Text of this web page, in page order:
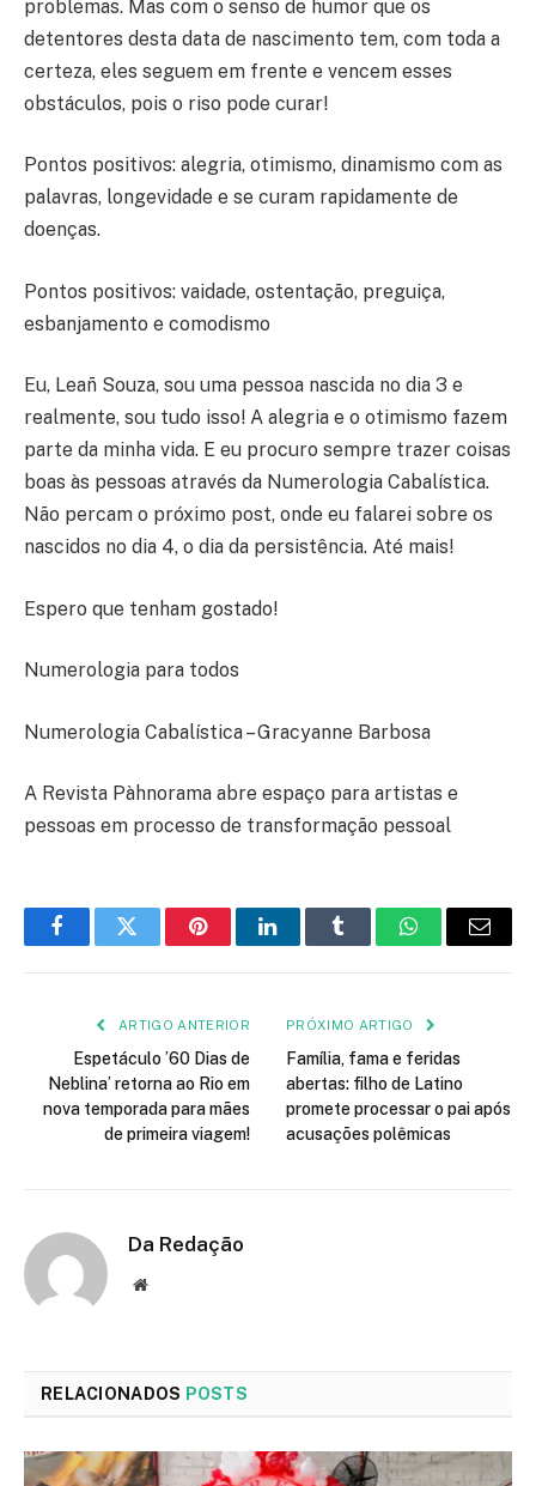
problemas. Mas com o senso de humor que os
detentores desta data de nascimento tem, com toda a
certeza, eles seguem em frente e vencem esses
obstáculos, pois o riso pode curar!
Pontos positivos: alegria, otimismo, dinamismo com as
palavras, longevidade e se curam rapidamente de
doenças.
Pontos positivos: vaidade, ostentação, preguiça,
esbanjamento e comodismo
Eu, Leañ Souza, sou uma pessoa nascida no dia 3 e
realmente, sou tudo isso! A alegria e o otimismo fazem
parte da minha vida. E eu procuro sempre trazer coisas
boas às pessoas através da Numerologia Cabalística.
Não percam o próximo post, onde eu falarei sobre os
nascidos no dia 4, o dia da persistência. Até mais!
Espero que tenham gostado!
Numerologia para todos
Numerologia Cabalística – Gracyanne Barbosa
A Revista Pàhnorama abre espaço para artistas e
pessoas em processo de transformação pessoal
FacebookTwitter PinterestLinkedInTumblr WhatsApp
E-
ARTIGO ANTERIOR
Espetáculo ’60 Dias de
Neblina’ retorna ao Rio em
nova temporada para mães
de primeira viagem!
PRÓXIMO ARTIGO
Família, fama e feridas
abertas: filho de Latino
promete processar o pai após
acusações polêmicas
Da Redação
Site
RELACIONADOS POSTS